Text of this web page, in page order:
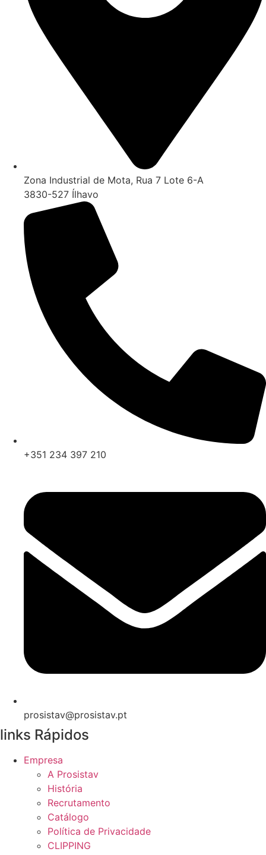
Zona Industrial de Mota, Rua 7 Lote 6-A
3830-527 Ílhavo
+351 234 397 210
prosistav@prosistav.pt
links Rápidos
Empresa
A Prosistav
História
Recrutamento
Catálogo
Política de Privacidade
CLIPPING